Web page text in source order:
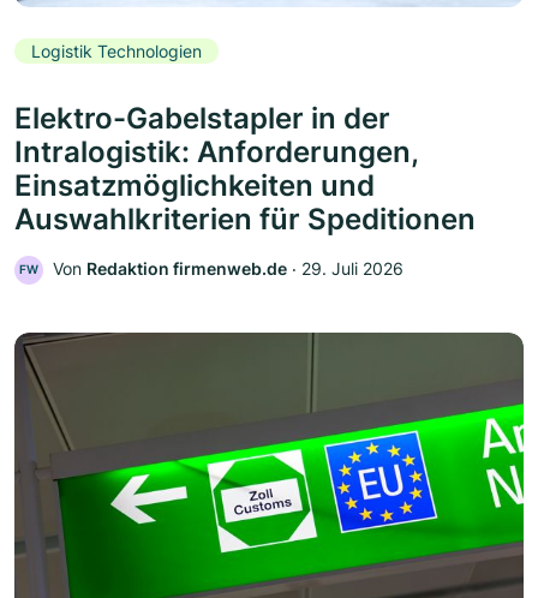
Logistik Technologien
Elektro-Gabelstapler in der
Intralogistik: Anforderungen,
Einsatzmöglichkeiten und
Auswahlkriterien für Speditionen
FW Von Redaktion firmenweb.de ‧ 29. Juli 2026